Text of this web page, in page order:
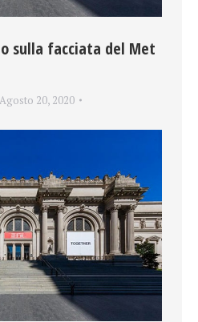
sulla facciata del Met
Agosto 20, 2020